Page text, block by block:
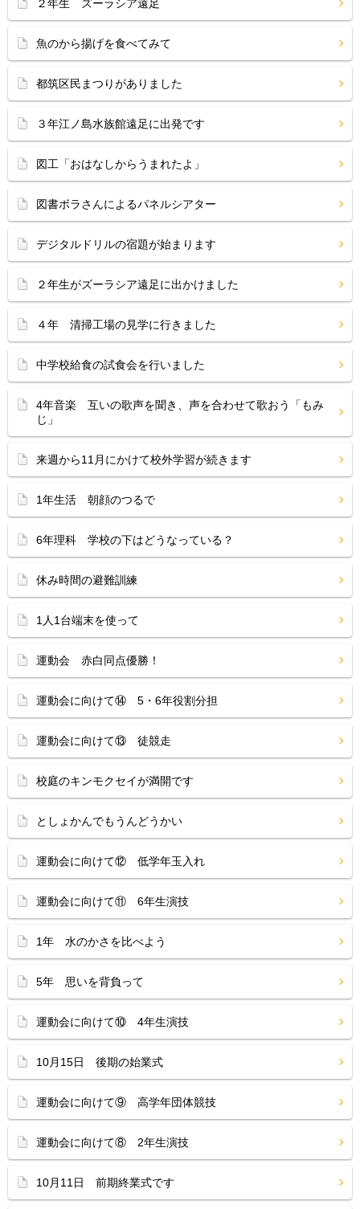
２年生 ズーラシア遠足
魚のから揚げを食べてみて
都筑区民まつりがありました
３年江ノ島水族館遠足に出発です
図工「おはなしからうまれたよ」
図書ボラさんによるパネルシアター
デジタルドリルの宿題が始まります
２年生がズーラシア遠足に出かけました
４年 清掃工場の見学に行きました
中学校給食の試食会を行いました
4年音楽 互いの歌声を聞き、声を合わせて歌おう「もみ
じ」
来週から11月にかけて校外学習が続きます
1年生活 朝顔のつるで
6年理科 学校の下はどうなっている？
休み時間の避難訓練
1人1台端末を使って
運動会 赤白同点優勝！
運動会に向けて⑭ 5・6年役割分担
運動会に向けて⑬ 徒競走
校庭のキンモクセイが満開です
としょかんでもうんどうかい
運動会に向けて⑫ 低学年玉入れ
運動会に向けて⑪ 6年生演技
1年 水のかさを比べよう
5年 思いを背負って
運動会に向けて⑩ 4年生演技
10月15日 後期の始業式
運動会に向けて⑨ 高学年団体競技
運動会に向けて⑧ 2年生演技
10月11日 前期終業式です